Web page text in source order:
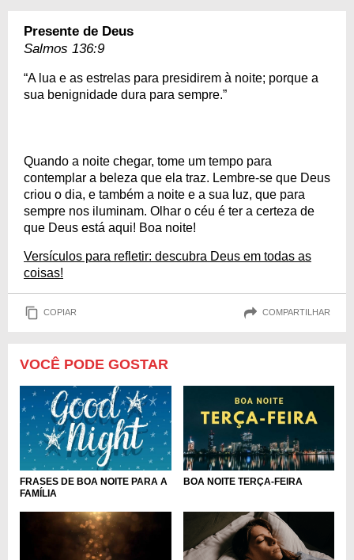
Presente de Deus
Salmos 136:9
“A lua e as estrelas para presidirem à noite; porque a
sua benignidade dura para sempre.”
Quando a noite chegar, tome um tempo para
contemplar a beleza que ela traz. Lembre-se que Deus
criou o dia, e também a noite e a sua luz, que para
sempre nos iluminam. Olhar o céu é ter a certeza de
que Deus está aqui! Boa noite!
Versículos para refletir: descubra Deus em todas as
coisas!
COPIAR COMPARTILHAR
VOCÊ PODE GOSTAR
FRASES DE BOA NOITE PARA A
FAMÍLIA
BOA NOITE TERÇA-FEIRA